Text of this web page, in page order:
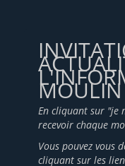
En cliquant sur "je
recevoir chaque
Vous pouvez vous
cliquant sur les